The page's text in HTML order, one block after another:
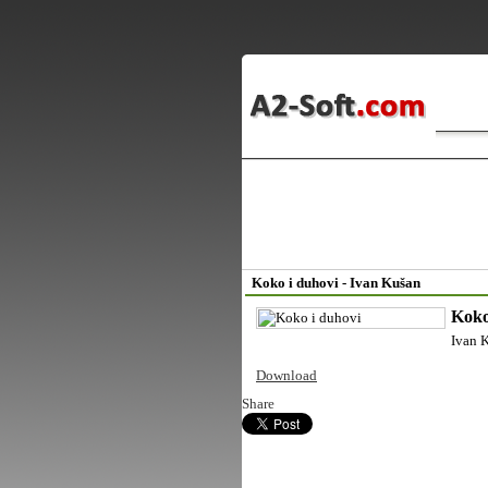
Koko i duhovi - Ivan Kušan
Ivan
Download
Share